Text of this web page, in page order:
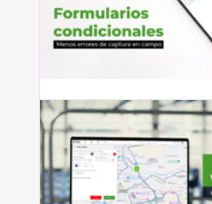
Cómo reducir
con formularios
Si tienes personal que captura
ya sean...
Leer más
julio 20, 2026